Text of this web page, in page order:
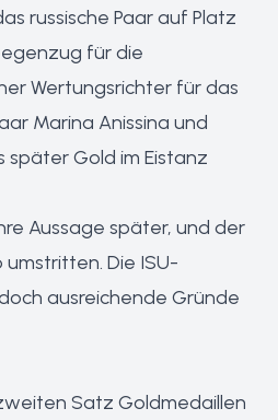
russische Paar auf Platz
für die
Wertungsrichter für das
Marina Anissina und
später Gold im Eistanz
Aussage später, und der
Die ISU-
ausreichende Gründe
Satz Goldmedaillen